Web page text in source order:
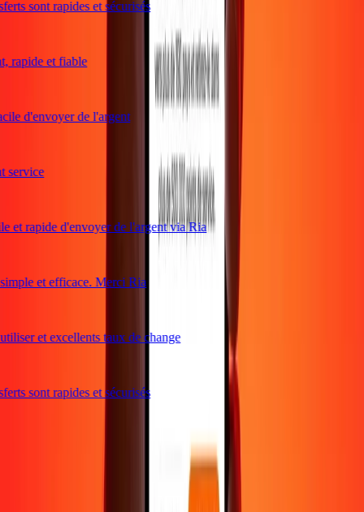
sont rapides et sécurisés
et fiable
d'envoyer de l'argent
et rapide d'envoyer de l'argent via Ria
et efficace. Merci Ria
et excellents taux de change
sont rapides et sécurisés